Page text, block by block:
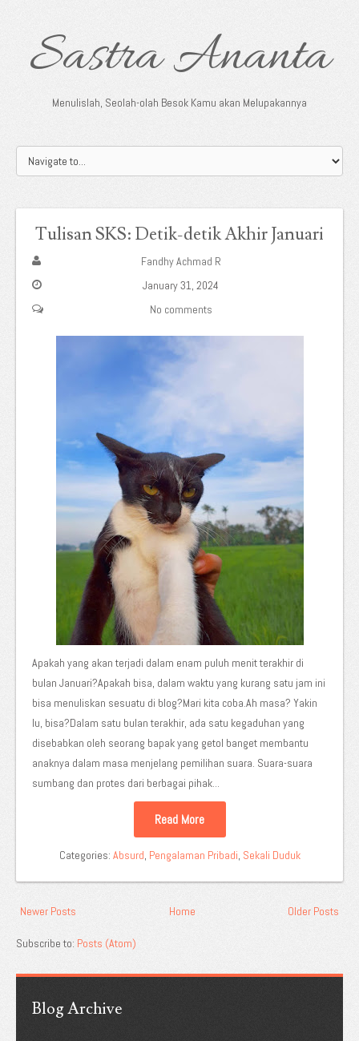
Sastra Ananta
Menulislah, Seolah-olah Besok Kamu akan Melupakannya
Tulisan SKS: Detik-detik Akhir Januari
Fandhy Achmad R
January 31, 2024
No comments
Apakah yang akan terjadi dalam enam puluh menit terakhir di
bulan Januari?Apakah bisa, dalam waktu yang kurang satu jam ini
bisa menuliskan sesuatu di blog?Mari kita coba.Ah masa? Yakin
lu, bisa?Dalam satu bulan terakhir, ada satu kegaduhan yang
disebabkan oleh seorang bapak yang getol banget membantu
anaknya dalam masa menjelang pemilihan suara. Suara-suara
sumbang dan protes dari berbagai pihak...
Read More
Categories: Absurd, Pengalaman Pribadi, Sekali Duduk
Newer Posts Older Posts
Home
Subscribe to: Posts (Atom)
Blog Archive